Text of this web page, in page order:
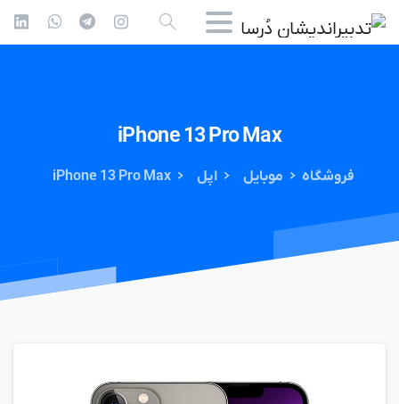
iPhone 13ProMax
فروشگاه موبایل اپل iPhone 13 Pro Max